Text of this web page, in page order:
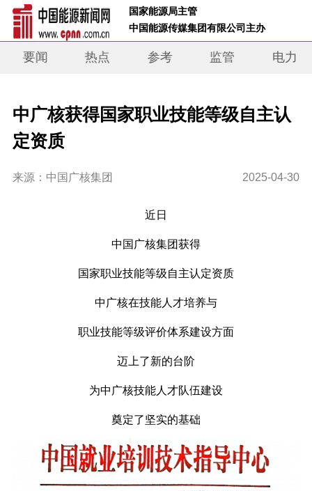
国家能源局主管
中国能源传媒集团有限公司主办
要闻 热点 参考 监管 电力
中广核获得国家职业技能等级自主认
定资质
来源：中国广核集团 2025-04-30
近日
中国广核集团获得
国家职业技能等级自主认定资质
中广核在技能人才培养与
职业技能等级评价体系建设方面
迈上了新的台阶
为中广核技能人才队伍建设
奠定了坚实的基础